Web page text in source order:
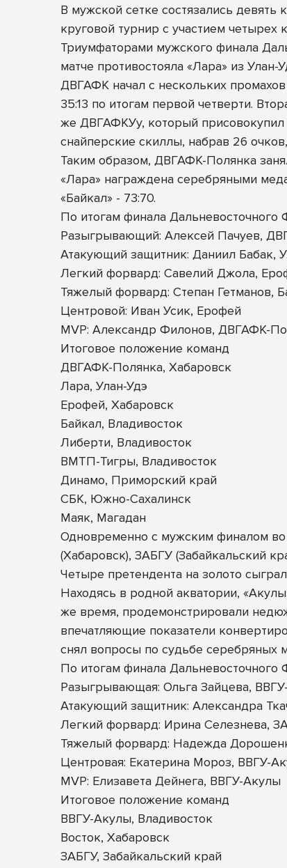
В мужской сетке состязались
круговой турнир с участием четырех
Триумфаторами мужского финала
матче противостояла «Лара» из Улан-
ДВГАФК начал с нескольких
35:13 по итогам первой четверти.
же ДВГАФКУу, который присовокупил
снайперские скиллы, набрав 26
Таким образом, ДВГАФК-Полянка
«Лара» награждена серебряными
«Байкал» - 73:70.
По итогам финала
Разыгрывающий: Алексей Пачуев,
Атакующий защитник: Даниил Бабак,
Легкий форвард: Савелий Джола,
Тяжелый форвард: Степан Гетманов,
Центровой: Иван Усик, Ерофей
MVP: Александр Филонов, ДВГАФК-
Итоговое положение команд
ДВГАФК-Полянка, Хабаровск
Лара, Улан-Удэ
Ерофей, Хабаровск
Байкал, Владивосток
Либерти, Владивосток
ВМТП-Тигры, Владивосток
Динамо, Приморский край
СБК, Южно-Сахалинск
Маяк, Магадан
Одновременно с мужским финалом во
(Хабаровск), ЗАБГУ (Забайкальский
Четыре претендента на золото
Находясь в родной акватории,
же время, продемонстрировали
впечатляющие показатели
снял вопросы по судьбе серебряных
По итогам финала
Разыгрывающая: Ольга Зайцева,
Атакующий защитник: Александра
Легкий форвард: Ирина Селезнева,
Тяжелый форвард: Надежда
Центровая: Екатерина Мороз, ВВГУ-
MVP: Елизавета Дейнега, ВВГУ-Акулы
Итоговое положение команд
ВВГУ-Акулы, Владивосток
Восток, Хабаровск
ЗАБГУ, Забайкальский край